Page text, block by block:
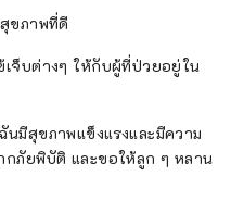
ขภาพที่ดี
จ็บต่างๆ ให้กับผู้ที่ป่วยอยู่ใน
มีสุขภาพแข็งแรงและมีความ
ภัยพิบัติ และขอให้ลูก ๆ หลาน